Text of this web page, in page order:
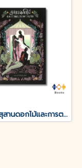
หนังสือ สุสานดอกไม้และการตายของความรัก